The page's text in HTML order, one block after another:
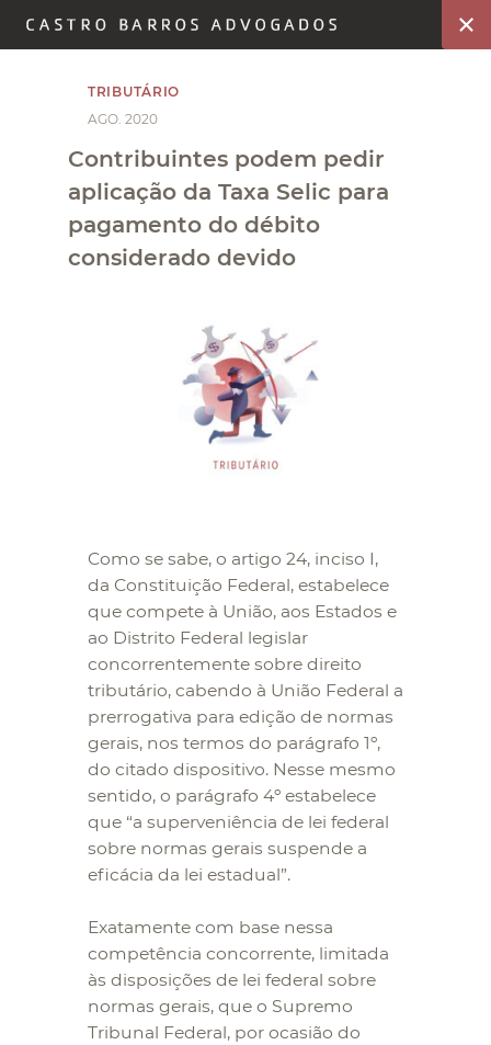
TRIBUTÁRIO
AGO. 2020
Contribuintes podem pedir
aplicação da Taxa Selic para
pagamento do débito
considerado devido
Como se sabe, o artigo 24, inciso I,
da Constituição Federal, estabelece
que compete à União, aos Estados e
ao Distrito Federal legislar
concorrentemente sobre direito
tributário, cabendo à União Federal a
prerrogativa para edição de normas
gerais, nos termos do parágrafo 1º,
do citado dispositivo. Nesse mesmo
sentido, o parágrafo 4º estabelece
que “a superveniência de lei federal
sobre normas gerais suspende a
eficácia da lei estadual”.
Exatamente com base nessa
competência concorrente, limitada
às disposições de lei federal sobre
normas gerais, que o Supremo
Tribunal Federal, por ocasião do